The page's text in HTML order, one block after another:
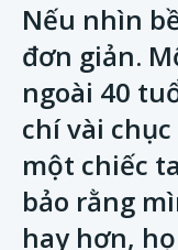
Nếu nhìn
đơn giản.
ngoài 40
chí vài
một chiếc
bảo rằng
hay hơn,